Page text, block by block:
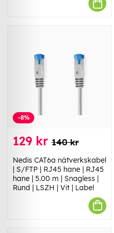
-8%
129 kr 140 kr
Nedis CAT6a nätverkskabel
| S/FTP | RJ45 hane | RJ45
hane | 5.00 m | Snagless |
Rund | LSZH | Vit | Label